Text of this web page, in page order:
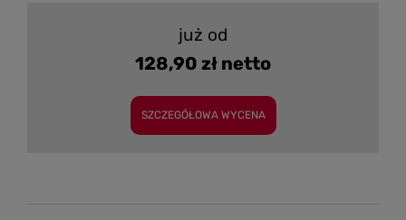
już od
128,90 zł netto
SZCZEGÓŁOWA WYCENA